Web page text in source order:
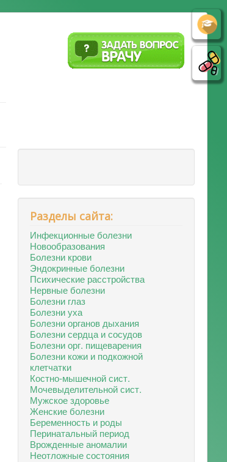
Разделы сайта:
Инфекционные болезни
Новообразования
Болезни крови
Эндокринные болезни
Психические расстройства
Нервные болезни
Болезни глаз
Болезни уха
Болезни органов дыхания
Болезни сердца и сосудов
Болезни орг. пищеварения
Болезни кожи и подкожной
клетчатки
Костно-мышечной сист.
Мочевыделительной сист.
Мужское здоровье
Женские болезни
Беременность и роды
Перинатальный период
Врожденные аномалии
Неотложные состояния